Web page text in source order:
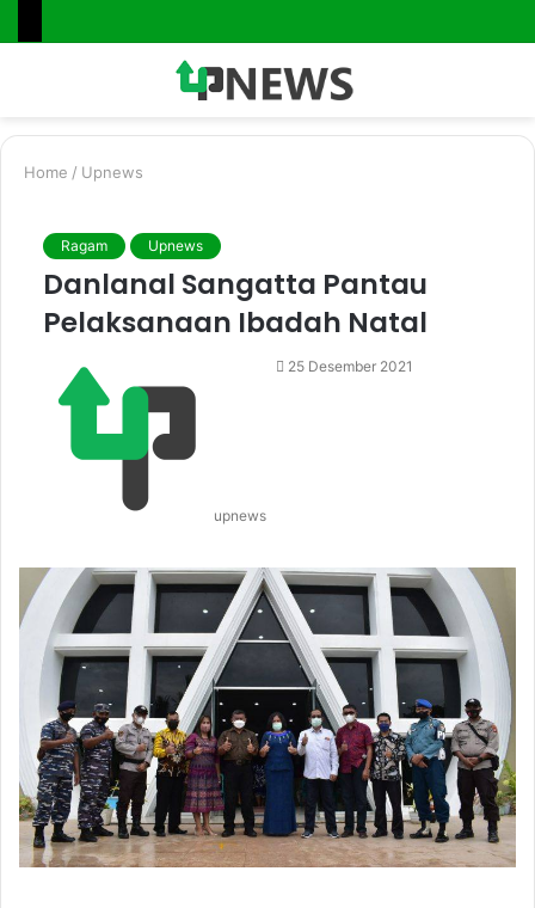
Home / Upnews
Ragam Upnews
Danlanal Sangatta Pantau
Pelaksanaan Ibadah Natal
upnews
25 Desember 2021